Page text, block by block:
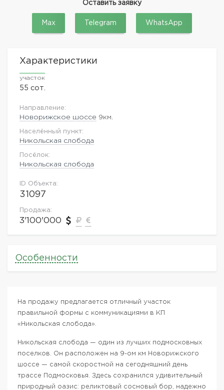
Оставить заявку
Max Telegram WhatsApp
Характеристики
участок
55 сот.
Направление:
Новорижское шоссе 9км.
Населённый пункт:
Никольская слобода
Посёлок:
Никольская слобода
ID Объекта:
31097
Продажа:
3'100'000
Особенности
На продажу предлагается отличный участок
правильной формы с коммуникациями в КП
«Никольская слобода».
Никольская слобода — один из лучших подмосковных
поселков. Он расположен на 9-ом км Новорижского
шоссе — самой скоростной на сегодняшний день
трассе Подмосковья. Здесь сохранился удивительный
природный оазис: реликтовый сосновый бор, надежно